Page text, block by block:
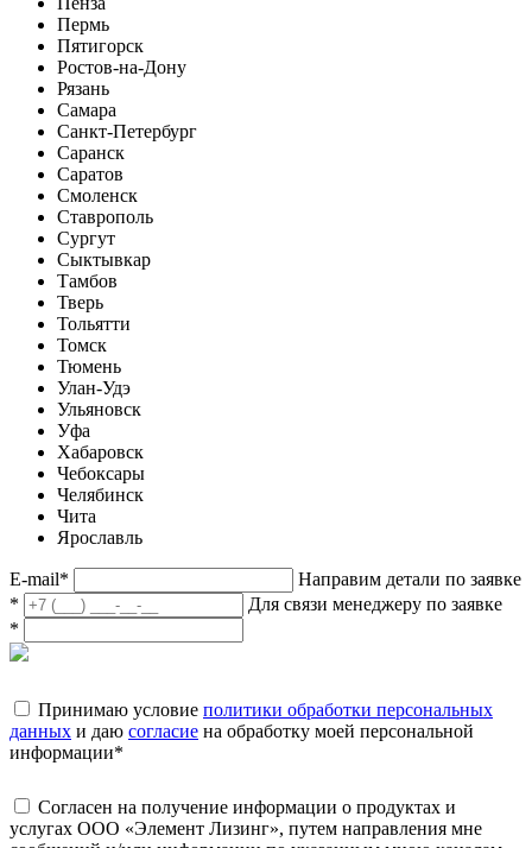
Пермь
Пятигорск
Ростов-на-Дону
Рязань
Самара
Санкт-Петербург
Саранск
Саратов
Смоленск
Ставрополь
Сургут
Сыктывкар
Тамбов
Тверь
Тольятти
Томск
Тюмень
Улан-Удэ
Ульяновск
Уфа
Хабаровск
Чебоксары
Челябинск
Чита
Ярославль
E-mail*
Направим детали по заявке
*
Для связи менеджеру по заявке
*
Принимаю условие политики обработки персональных
данных и даю согласие на обработку моей персональной
информации*
Согласен на получение информации о продуктах и
услугах ООО «Элемент Лизинг», путем направления мне